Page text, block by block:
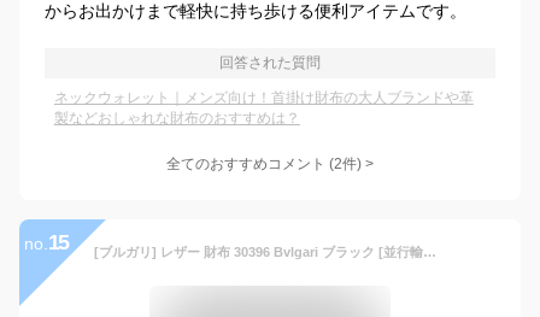
からお出かけまで軽快に持ち歩ける便利アイテムです。
回答された質問
ネックウォレット｜メンズ向け！首掛け財布の大人ブランドや革
製などおしゃれな財布のおすすめは？
全てのおすすめコメント (2件) >
no. 15 [ブルガリ] レザー 財布 30396 Bvlgari ブラック [並行輸入品]